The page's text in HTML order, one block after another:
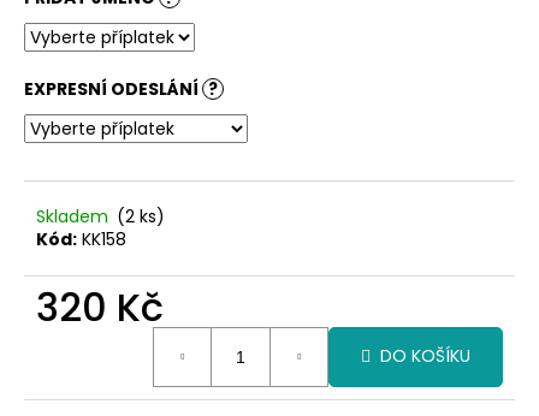
EXPRESNÍ ODESLÁNÍ ?
Skladem (2 ks)
Kód: KK158
320 Kč
DO KOŠÍKU